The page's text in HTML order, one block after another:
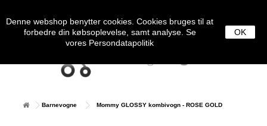
Barnevogne Mommy GLOSSY kombivogn - ROSE GOLD
Denne webshop benytter cookies. Cookies bruges til at
forbedre din købsoplevelse, samt analyse. Se
vores Persondatapolitik
OK